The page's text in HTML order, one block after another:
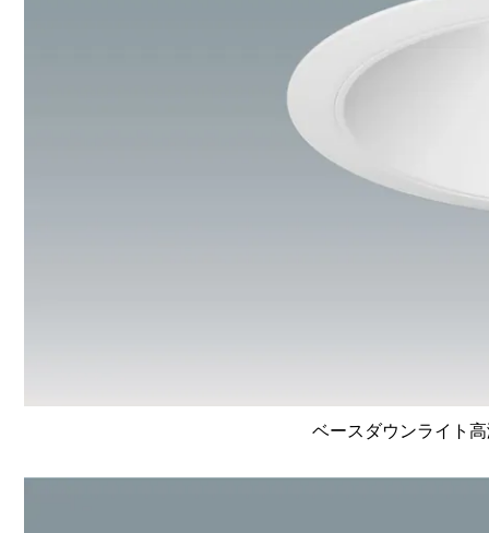
ベースダウンライト